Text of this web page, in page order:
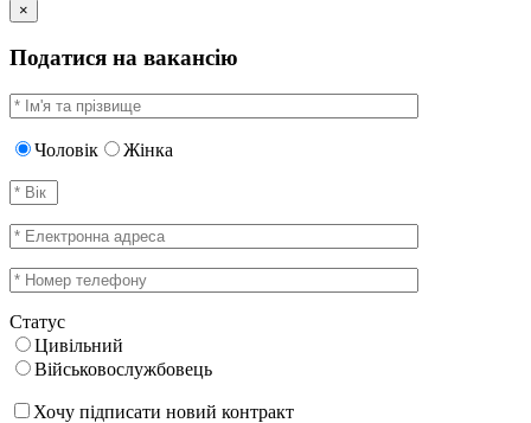
×
Податися на вакансію
Чоловік Жінка
Статус
Цивільний
Військовослужбовець
Хочу підписати новий контракт